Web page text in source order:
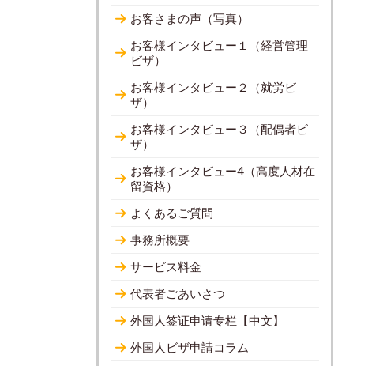
お客さまの声（写真）
お客様インタビュー１（経営管理
ビザ）
お客様インタビュー２（就労ビ
ザ）
お客様インタビュー３（配偶者ビ
ザ）
お客様インタビュー4（高度人材在
留資格）
よくあるご質問
事務所概要
サービス料金
代表者ごあいさつ
外国人签证申请专栏【中文】
外国人ビザ申請コラム